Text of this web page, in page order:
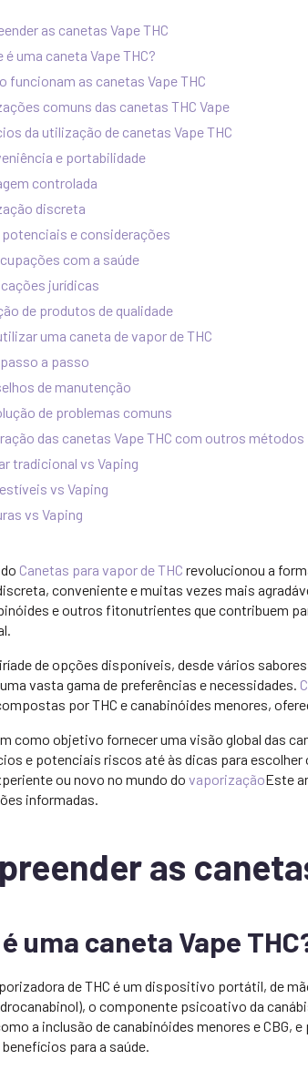
as canetas Vape THC
é uma caneta Vape THC?
funcionam as canetas Vape THC
comuns das canetas THC Vape
da utilização de canetas Vape THC
e portabilidade
controlada
discreta
e considerações
com a saúde
jurídicas
de produtos de qualidade
uma caneta de vapor de THC
a passo
de manutenção
de problemas comuns
das canetas Vape THC com outros métodos
tradicional vs Vaping
vs Vaping
vs Vaping
Canetas para vapor de THC revolucionou a
conveniente e muitas vezes mais
e outros fitonutrientes que contribuem
de opções disponíveis, desde vários
vasta gama de preferências e necessidades.
por THC e canabinóides menores,
como objetivo fornecer uma visão global das
e potenciais riscos até às dicas para
ou novo no mundo do vaporizaçãoEste
informadas.
as
uma caneta Vape
de THC é um dispositivo portátil, de
o componente psicoativo da
a inclusão de canabinóides menores e CBG,
para a saúde.